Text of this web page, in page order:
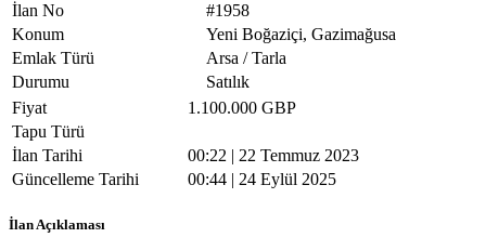
İlan No
#1958
Konum
Yeni Boğaziçi, Gazimağusa
Emlak Türü
Arsa / Tarla
Durumu
Satılık
Fiyat
1.100.000 GBP
Tapu Türü
İlan Tarihi
00:22 | 22 Temmuz 2023
Güncelleme Tarihi
00:44 | 24 Eylül 2025
İlan Açıklaması